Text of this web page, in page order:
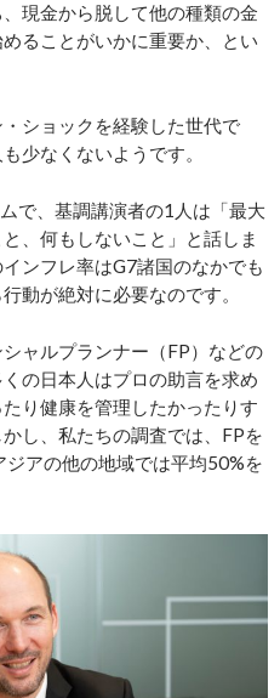
現金から脱して他の種類の金
ることがいかに重要か、とい
ショックを経験した世代で
少なくないようです。
で、基調講演者の1人は「最大
、何もしないこと」と話しま
ンフレ率はG7諸国のなかでも
動が絶対に必要なのです。
ャルプランナー（FP）などの
の日本人はプロの助言を求め
り健康を管理したかったりす
し、私たちの調査では、FPを
アの他の地域では平均50%を